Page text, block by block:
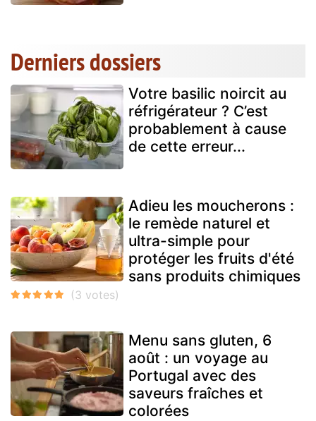
Derniers dossiers
Votre basilic noircit au
réfrigérateur ? C’est
probablement à cause
de cette erreur...
Adieu les moucherons :
le remède naturel et
ultra-simple pour
protéger les fruits d'été
sans produits chimiques
Menu sans gluten, 6
août : un voyage au
Portugal avec des
saveurs fraîches et
colorées